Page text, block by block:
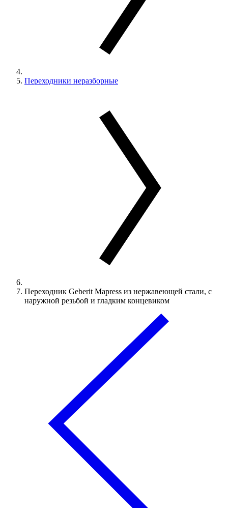
Переходники неразборные
Переходник Geberit Mapress из нержавеющей стали, с
наружной резьбой и гладким концевиком